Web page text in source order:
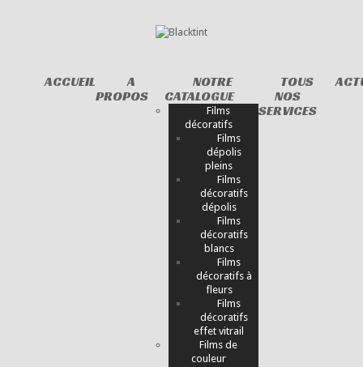
ACCUEIL
A
PROPOS
NOTRE
CATALOGUE
Films
décoratifs
Films
dépolis
pleins
Films
décoratifs
dépolis
Films
décoratifs
blancs
Films
décoratifs à
fleurs
Films
décoratifs
effet vitrail
Films de
couleur
TOUS
NOS
SERVICES